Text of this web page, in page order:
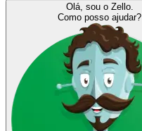
Olá, sou o Zello.
Como posso ajudar?